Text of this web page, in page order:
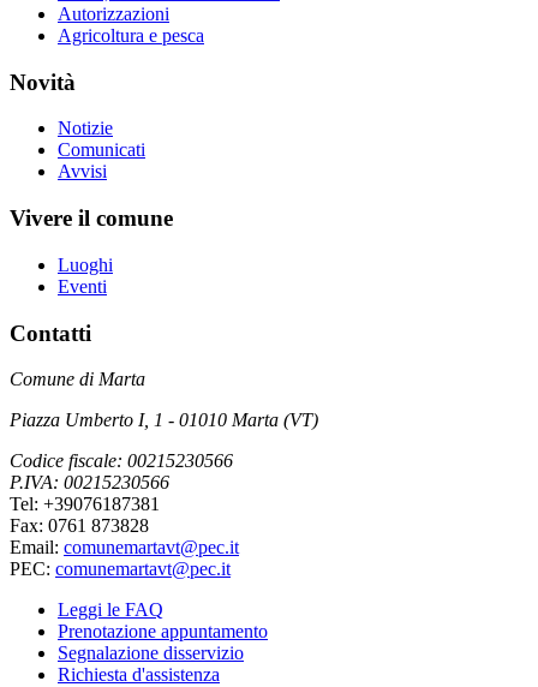
Autorizzazioni
Agricoltura e pesca
Novità
Notizie
Comunicati
Avvisi
Vivere il comune
Luoghi
Eventi
Contatti
Comune di Marta
Piazza Umberto I, 1 - 01010 Marta (VT)
Codice fiscale: 00215230566
P.IVA: 00215230566
Tel: +39076187381
Fax: 0761 873828
Email: comunemartavt@pec.it
PEC: comunemartavt@pec.it
Leggi le FAQ
Prenotazione appuntamento
Segnalazione disservizio
Richiesta d'assistenza